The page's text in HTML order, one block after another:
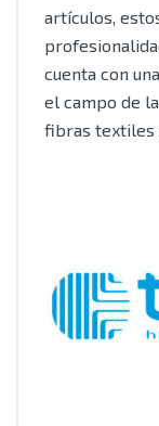
artículos,
cuenta con
el campo de
fibras textiles